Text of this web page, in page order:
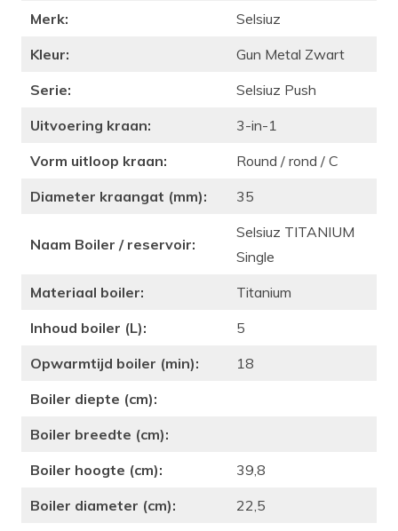
Merk:
Selsiuz
Kleur:
Gun Metal Zwart
Serie:
Selsiuz Push
Uitvoering kraan:
3-in-1
Vorm uitloop kraan:
Round / rond / C
Diameter kraangat (mm):
35
Naam Boiler / reservoir:
Selsiuz TITANIUM
Single
Materiaal boiler:
Titanium
Inhoud boiler (L):
5
Opwarmtijd boiler (min):
18
Boiler diepte (cm):
Boiler breedte (cm):
Boiler hoogte (cm):
39,8
Boiler diameter (cm):
22,5